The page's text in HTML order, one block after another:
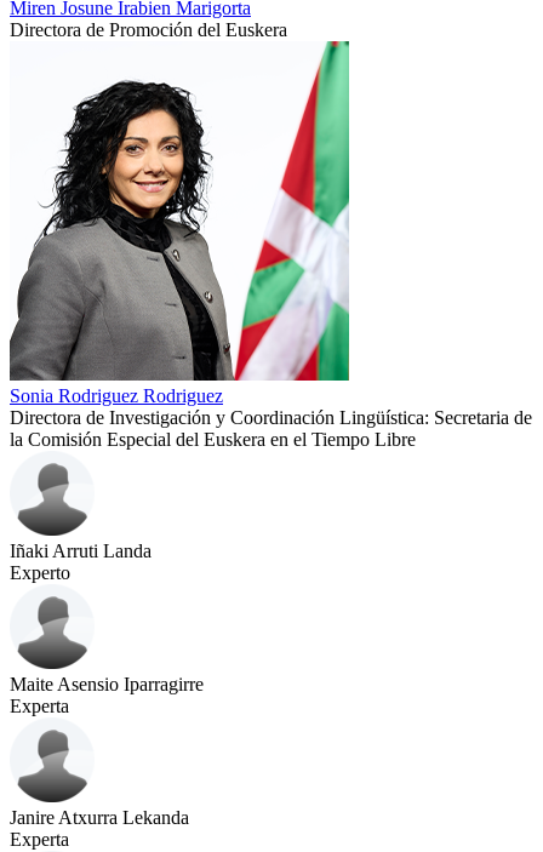
Miren Josune Irabien Marigorta
Directora de Promoción del Euskera
Sonia Rodriguez Rodriguez
Directora de Investigación y Coordinación Lingüística: Secretaria de
la Comisión Especial del Euskera en el Tiempo Libre
Iñaki Arruti Landa
Experto
Maite Asensio Iparragirre
Experta
Janire Atxurra Lekanda
Experta